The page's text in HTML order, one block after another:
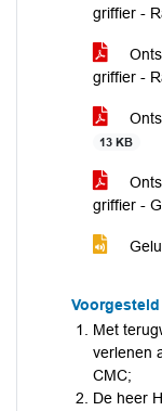
griffier -
griffier -
13 KB
griffier -
Met
verlenen
CMC;
De heer